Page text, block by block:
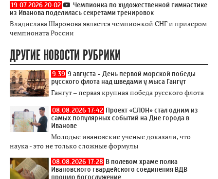
19.07.2026 20:02
Чемпионка по художественной гимнастике
из Иванова поделилась секретами тренировок
Владислава Шаронова является чемпионкой СНГ и призером
чемпионата России
ДРУГИЕ НОВОСТИ РУБРИКИ
9:39 9 августа - День первой морской победы
русского флота над шведами у мыса Гангут
Гангут – первая крупная победа русского флота
08.08.2026 17:42 Проект «СЛОН» стал одним из
самых популярных событий на Дне города в
Иванове
Молодые ивановские ученые доказали, что
наука - это не только сложные формулы
08.08.2026 17:28 В полевом храме полка
Ивановского гвардейского соединения ВДВ
прошло богослужение